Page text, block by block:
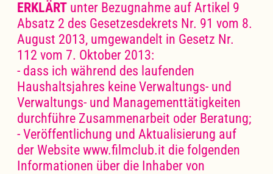
ERKLÄRT unter Bezugnahme auf Artikel 9
Absatz 2 des Gesetzesdekrets Nr. 91 vom 8.
August 2013, umgewandelt in Gesetz Nr.
112 vom 7. Oktober 2013:
- dass ich während des laufenden
Haushaltsjahres keine Verwaltungs- und
Verwaltungs- und Managementtätigkeiten
durchführe Zusammenarbeit oder Beratung;
- Veröffentlichung und Aktualisierung auf
der Website www.filmclub.it die folgenden
Informationen über die Inhaber von